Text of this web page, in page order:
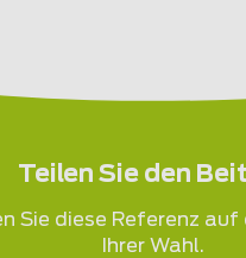
Teilen Sie den
Sie diese Referenz auf
Ihrer Wahl.